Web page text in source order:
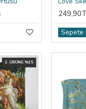
Sepete
2. ÜRÜNE %15